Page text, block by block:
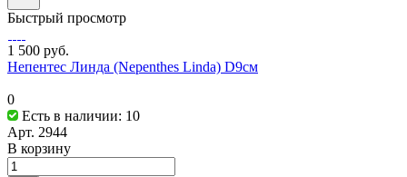
Быстрый просмотр
1 500 руб.
Непентес Линда (Nepenthes Linda) D9см
0
Есть в наличии: 10
Арт. 2944
В корзину